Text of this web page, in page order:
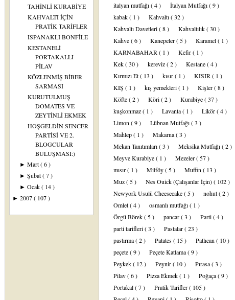
TAHİNLİ KURABİYE
KAHVALTI İÇİN
PRATİK TARİFLER
ISPANAKLI BONFİLE
KESTANELİ
PORTAKALLI
PİLAV
KÖZLENMİŞ BİBER
SARMASI
KURUTULMUŞ
DOMATES VE
ZEYTİNLİ EKMEK
HOŞGELDİN SENCER
PARTİSİ VE 2.
BLOGCULAR
BULUŞMASI:)
►Mart( 6 )
►Şubat( 7 )
►Ocak( 14 )
► 2007( 107 )
italyan mutfağı( 4 ) İtalyan Mutfağı( 9 )
kabak( 1 ) Kahvaltı( 32 )
Kahvaltı Davetleri( 8 ) Kahvaltılık( 30 )
Kahve( 6 ) Kanepeler( 5 ) Karamel( 1 )
KARNABAHAR ( 1 ) Kefir( 1 )
Kek( 30 ) kereviz( 2 ) Kestane( 4 )
Kırmızı Et( 13 ) kısır( 1 ) KISIR ( 1 )
KIŞ ( 1 ) kış yemekleri( 1 ) Kişler( 8 )
Köfte( 2 ) Köri( 2 ) Kurabiye( 37 )
kuşkonmaz( 1 ) Lavanta( 1 ) Likör( 4 )
Limon ( 9 ) Lübnan Mutfağı( 3 )
Mahlep( 1 ) Makarna( 3 )
Mekan Tanıtımları( 3 ) Meksika Mutfağı( 2 )
Meyve Kurabiye( 1 ) Mezeler( 57 )
mısır( 1 ) Milföy( 5 ) Muffin ( 13 )
Muz( 5 ) Nes Ouick (Çalışanlar İçin)( 102 )
Newyork Usulü Cheesecake( 5 ) nohut( 2 )
Omlet( 4 ) osmanlı mutfağı( 1 )
Örgü Börek( 5 ) pancar( 3 ) Parti( 4 )
parti tarifleri( 3 ) Pastalar( 23 )
pastırma( 2 ) Patates( 15 ) Patlıcan ( 10 )
peçete( 9 ) Peçete Katlama( 9 )
Peykek( 12 ) Peynir( 10 ) Pırasa( 3 )
Pilav( 6 ) Pizza Ekmek( 1 ) Poğaça( 9 )
Portakal( 7 ) Pratik Tarifler( 105 )